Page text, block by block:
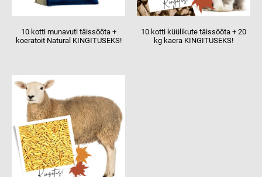
10 kotti munavuti täissööta +
koeratoit Natural KINGITUSEKS!
10 kotti küülikute täissööta + 20
kg kaera KINGITUSEKS!